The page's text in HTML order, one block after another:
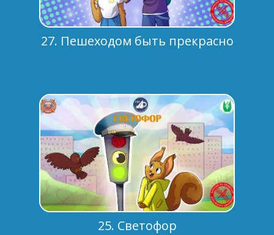
27. Пешеходом быть прекрасно
25. Светофор